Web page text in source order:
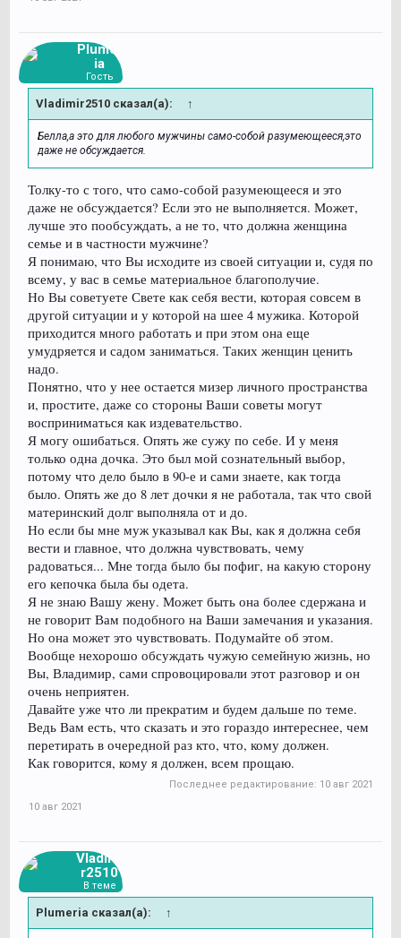
Plumer
ia
Гость
Vladimir2510 сказал(а): ↑
Белла,а это для любого мужчины само-собой разумеющееся,это
даже не обсуждается.
Толку-то с того, что само-собой разумеющееся и это
даже не обсуждается? Если это не выполняется. Может,
лучше это пообсуждать, а не то, что должна женщина
семье и в частности мужчине?
Я понимаю, что Вы исходите из своей ситуации и, судя по
всему, у вас в семье материальное благополучие.
Но Вы советуете Свете как себя вести, которая совсем в
другой ситуации и у которой на шее 4 мужика. Которой
приходится много работать и при этом она еще
умудряется и садом заниматься. Таких женщин ценить
надо.
Понятно, что у нее остается мизер личного пространства
и, простите, даже со стороны Ваши советы могут
восприниматься как издевательство.
Я могу ошибаться. Опять же сужу по себе. И у меня
только одна дочка. Это был мой сознательный выбор,
потому что дело было в 90-е и сами знаете, как тогда
было. Опять же до 8 лет дочки я не работала, так что свой
материнский долг выполняла от и до.
Но если бы мне муж указывал как Вы, как я должна себя
вести и главное, что должна чувствовать, чему
радоваться... Мне тогда было бы пофиг, на какую сторону
его кепочка была бы одета.
Я не знаю Вашу жену. Может быть она более сдержана и
не говорит Вам подобного на Ваши замечания и указания.
Но она может это чувствовать. Подумайте об этом.
Вообще нехорошо обсуждать чужую семейную жизнь, но
Вы, Владимир, сами спровоцировали этот разговор и он
очень неприятен.
Давайте уже что ли прекратим и будем дальше по теме.
Ведь Вам есть, что сказать и это гораздо интереснее, чем
перетирать в очередной раз кто, что, кому должен.
Как говорится, кому я должен, всем прощаю.
Последнее редактирование: 10 авг 2021
10 авг 2021
Vladimi
r2510
В теме
Plumeria сказал(а): ↑